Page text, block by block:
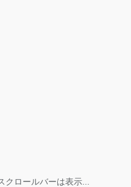
ロールバーは表示...